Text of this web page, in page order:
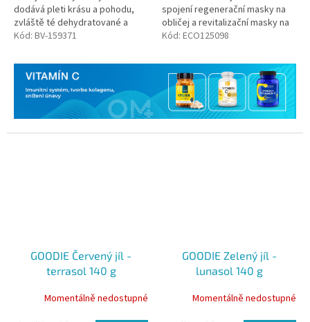
dodává pleti krásu a pohodu,
zvláště té dehydratované a
mdlé.
Kód: BV-159371
spojení regenerační masky na
obličej a revitalizační masky na
oči, které společně pečují o
minimalizovat...
Kód: ECO125098
GOODIE Červený jíl -
terrasol 140 g
Momentálně nedostupné
GOODIE Zelený jíl -
lunasol 140 g
Momentálně nedostupné